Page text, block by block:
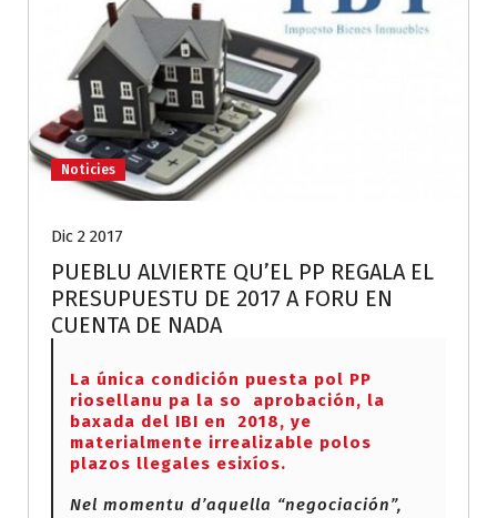
Noticies
Dic 2 2017
PUEBLU ALVIERTE QU’EL PP REGALA EL
PRESUPUESTU DE 2017 A FORU EN
CUENTA DE NADA
La única condición puesta pol PP
riosellanu pa la so aprobación, la
baxada del IBI en 2018, ye
materialmente irrealizable polos
plazos llegales esixíos.
Nel momentu d’aquella “negociación”,